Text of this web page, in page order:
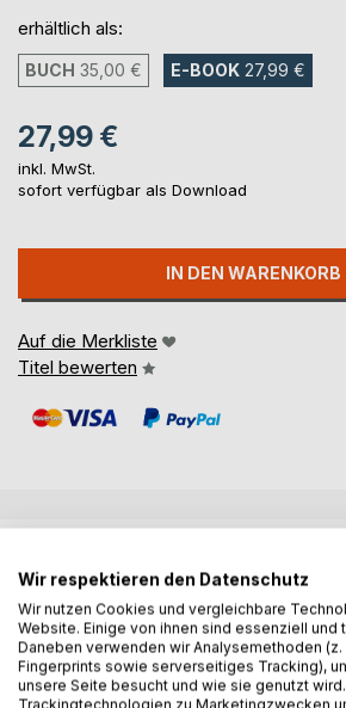
erhältlich als:
BUCH 35,00 € E-BOOK 27,99 €
27,99 €
inkl. MwSt.
sofort verfügbar als Download
IN DEN WARENKORB
Auf die Merkliste
Titel bewerten
Mit dem Entstehen der
mit dieser verbundenen historischen
Heraldik stellte sich von Anfang an die
Ursprung der Wappen zu suchen ist.
Wir respektieren den Datenschutz
Wir nutzen Cookies und vergleichbare
Website. Einige von ihnen sind essenziell und
Daneben verwenden wir Analysemethoden
Fingerprints sowie serverseitiges Tracking),
unsere Seite besucht und wie sie genutzt
Trackingtechnologien zu Marketingzwecken